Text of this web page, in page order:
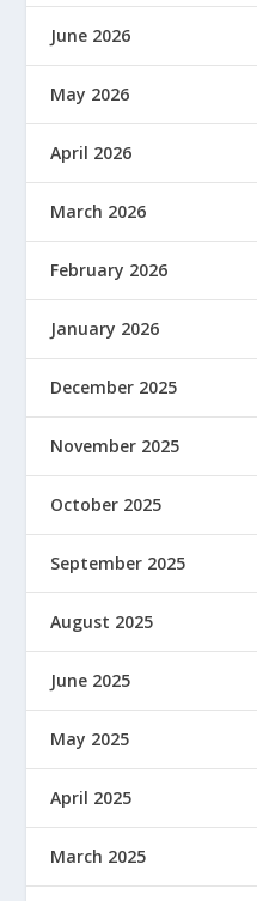
June 2026
May 2026
April 2026
March 2026
February 2026
January 2026
December 2025
November 2025
October 2025
September 2025
August 2025
June 2025
May 2025
April 2025
March 2025